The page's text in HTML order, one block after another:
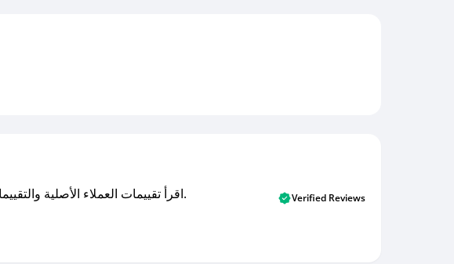
اقرأ تقييمات العملاء الأصلية والتقييمات من المشترين المتحققين. اكتشف ما يعتقده المستخدمون الحقيقيون حول خدمتنا وتعلم من تجاربهم. Verified Reviews